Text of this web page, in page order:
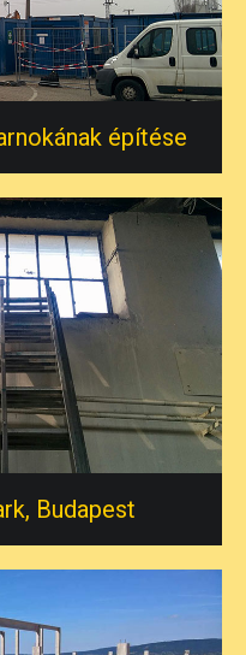
építése
Budapest